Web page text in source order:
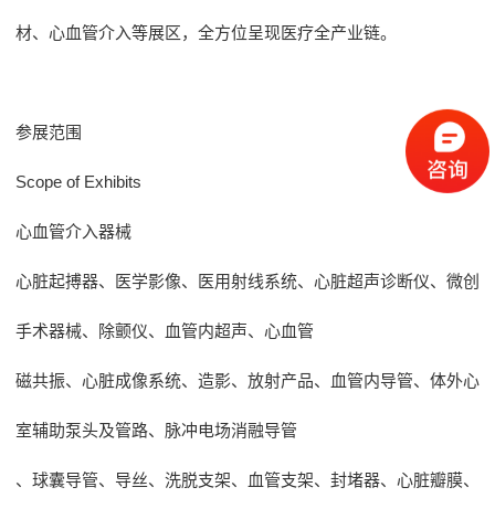
材、心血管介入等展区， 全方位呈现医疗全产业链。
参展范围
Scope of Exhibits
心血管介入器械
心脏起搏器、医学影像、医用射线系统、心脏超声诊断仪、微创
手术器械、除颤仪、血管内超声、心血管
磁共振、心脏成像系统、造影、放射产品、血管内导管、体外心
室辅助泵头及管路、脉冲电场消融导管
、球囊导管、导丝、洗脱支架、血管支架、封堵器、心脏瓣膜、